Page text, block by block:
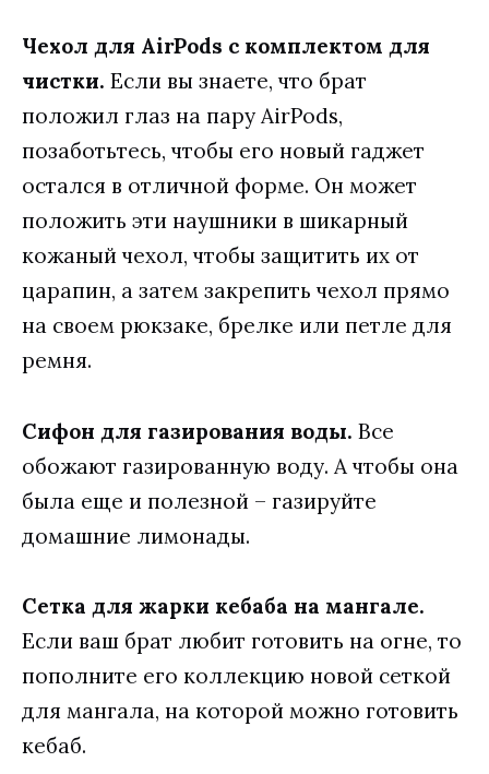
Чехол для AirPods с комплектом для
чистки. Если вы знаете, что брат
положил глаз на пару AirPods,
позаботьтесь, чтобы его новый гаджет
остался в отличной форме. Он может
положить эти наушники в шикарный
кожаный чехол, чтобы защитить их от
царапин, а затем закрепить чехол прямо
на своем рюкзаке, брелке или петле для
ремня.
Сифон для газирования воды. Все
обожают газированную воду. А чтобы она
была еще и полезной – газируйте
домашние лимонады.
Сетка для жарки кебаба на мангале.
Если ваш брат любит готовить на огне, то
пополните его коллекцию новой сеткой
для мангала, на которой можно готовить
кебаб.